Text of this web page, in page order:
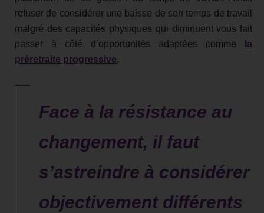
refuser de considérer une baisse de son temps de travail
malgré des capacités physiques qui diminuent vous fait
passer à côté d’opportunités adaptées comme
la
préretraite progressive.
Face à la résistance au
changement, il faut
s’astreindre à considérer
objectivement différents